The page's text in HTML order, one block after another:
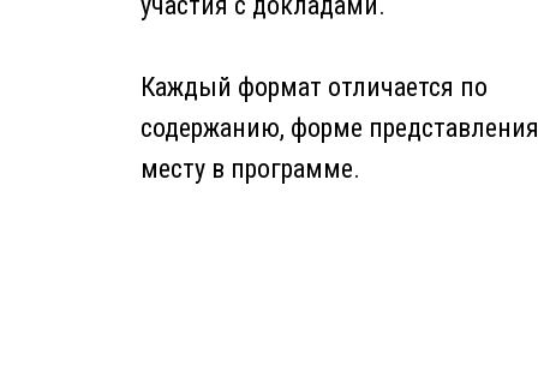
Каждый формат отличается по
содержанию, форме
месту в программе.